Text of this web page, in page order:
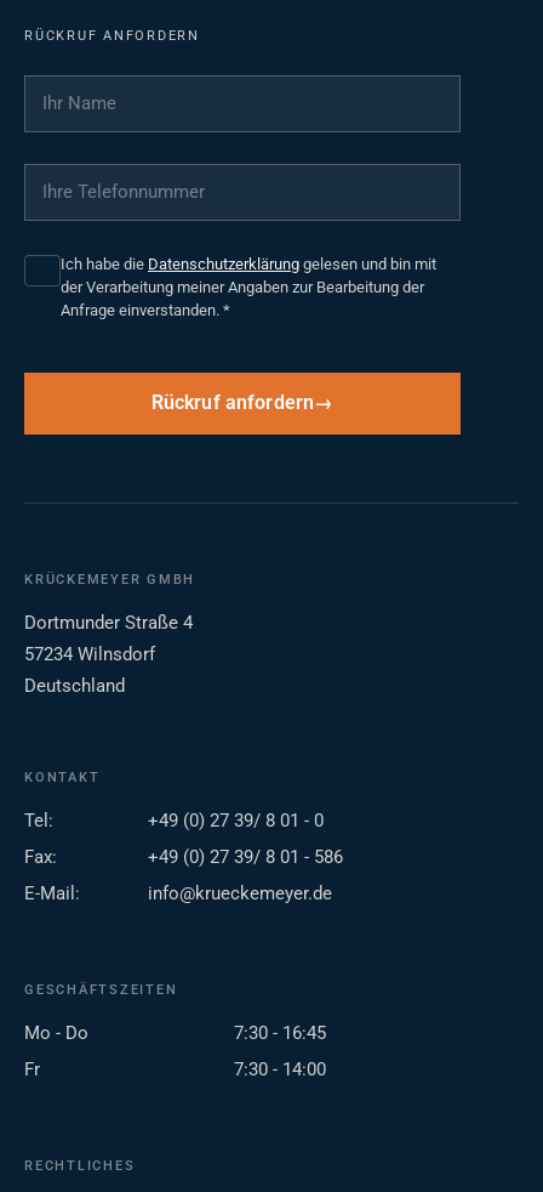
RÜCKRUF ANFORDERN
Ihr Name
Ihre Telefonnummer
Ich habe die Datenschutzerklärung gelesen und bin mit
der Verarbeitung meiner Angaben zur Bearbeitung der
Anfrage einverstanden. *
Rückruf anfordern
KRÜCKEMEYER GMBH
Dortmunder Straße 4
57234 Wilnsdorf
Deutschland
KONTAKT
Tel:
+49 (0) 27 39/ 8 01 - 0
Fax:
+49 (0) 27 39/ 8 01 - 586
E-Mail:
info@krueckemeyer.de
GESCHÄFTSZEITEN
Mo - Do
7:30 - 16:45
Fr
7:30 - 14:00
RECHTLICHES